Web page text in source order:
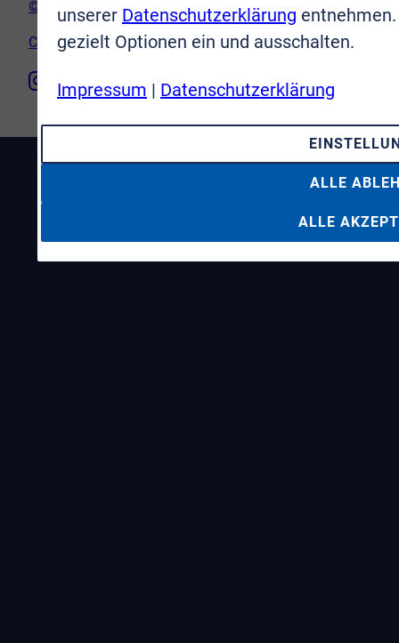
© VR-Immobilien Bonn Rhein-Sieg GmbH
Cookie-Einstellungen
unserer Datenschutzerklärung
gezielt Optionen ein und ausschalten.
Impressum | Datenschutzerklärung
ALLE
ALLE